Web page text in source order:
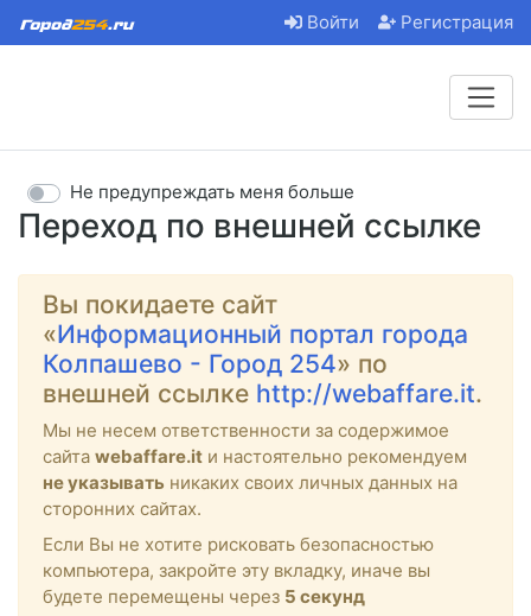
Войти Регистрация
Переход по внешней ссылке
Не предупреждать меня больше
Вы покидаете сайт
«Информационный портал города
Колпашево - Город 254» по
внешней ссылке http://webaffare.it.
Мы не несем ответственности за содержимое
сайта webaffare.it и настоятельно рекомендуем
не указывать никаких своих личных данных на
сторонних сайтах.
Если Вы не хотите рисковать безопасностью
компьютера, закройте эту вкладку, иначе вы
будете перемещены через 5 секунд